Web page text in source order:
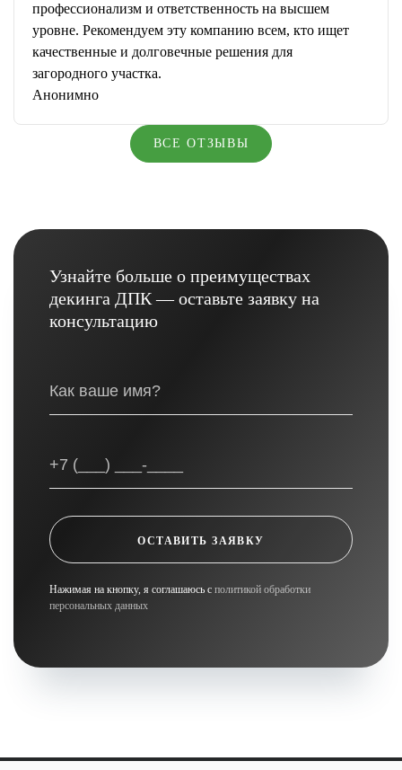
профессионализм и ответственность на высшем
уровне. Рекомендуем эту компанию всем, кто ищет
качественные и долговечные решения для
загородного участка.
Анонимно
ВСЕ ОТЗЫВЫ
Узнайте больше о преимуществах
декинга ДПК — оставьте заявку на
консультацию
ОСТАВИТЬ ЗАЯВКУ
Нажимая на кнопку, я соглашаюсь с политикой обработки
персональных данных